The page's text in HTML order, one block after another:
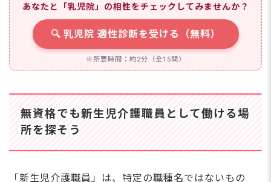
あなたと「乳児院」の相性をチェックしてみませんか？
🔍 乳児院 適性診断を受ける（無料）
※所要時間：約2分（全15問）
無資格でも新生児介護職員として働ける場
所を探そう
「新生児介護職員」は、特定の職種名ではないもの